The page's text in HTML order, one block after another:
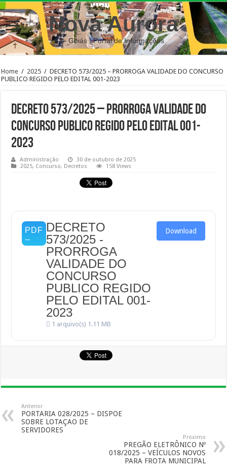
Nova Aurora
– Goiás | Portal de Informações
Home / 2025 / DECRETO 573/2025 – PRORROGA VALIDADE DO CONCURSO
PUBLICO REGIDO PELO EDITAL 001-2023
DECRETO 573/2025 – PRORROGA VALIDADE DO
CONCURSO PUBLICO REGIDO PELO EDITAL 001-
2023
Administração
30 de outubro de 2025
2025, Concurso, Decretos 158 Views
DECRETO
573/2025 -
PRORROGA
VALIDADE DO
CONCURSO
PUBLICO REGIDO
PELO EDITAL 001-
2023
1 arquivo(s) 1.11 MB
Download
Anterior
PORTARIA 028/2025 – DISPOE
SOBRE LOTAÇAO DE
SERVIDORES
Próximo
PREGÃO ELETRÔNICO Nº
018/2025 – VEÍCULOS NOVOS
PARA FROTA MUNICIPAL